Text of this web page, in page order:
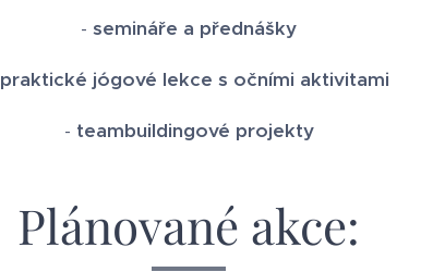
- semináře a přednášky
praktické jógové lekce s očními aktivitami
- teambuildingové projekty
Plánované akce: